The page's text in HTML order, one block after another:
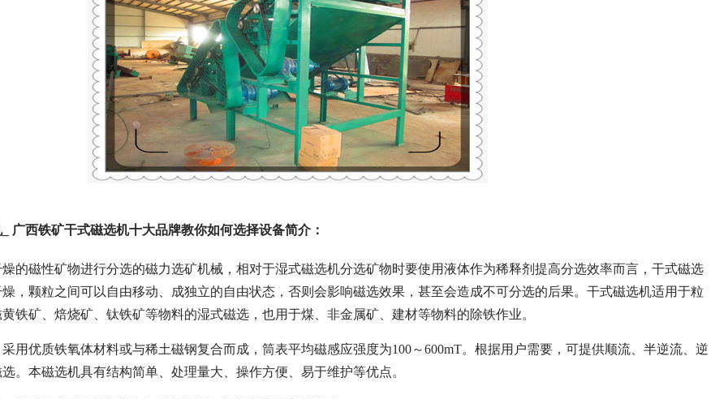
稀土永磁辊式强磁选机 RCT系列全磁永磁滚筒
广西铁矿干式磁选机十大品牌教你如何选择设备简介：
的磁性矿物进行分选的磁力选矿机械，相对于湿式磁选机分选矿物时要使用液体作为稀释剂提高分选效率而言，干式磁选
，颗粒之间可以自由移动、成独立的自由状态，否则会影响磁选效果，甚至会造成不可分选的后果。干式磁选机适用于粒
铁矿、焙烧矿、钛铁矿等物料的湿式磁选，也用于煤、非金属矿、建材等物料的除铁作业。
用优质铁氧体材料或与稀土磁钢复合而成，筒表平均磁感应强度为100～600mT。根据用户需要，可提供顺流、半逆流、逆
。本磁选机具有结构简单、处理量大、操作方便、易于维护等优点。